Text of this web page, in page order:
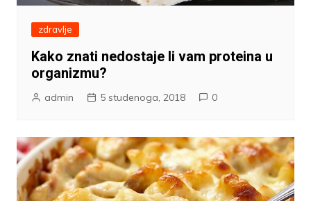
zdravlje
Kako znati nedostaje li vam proteina u
organizmu?
admin 5 studenoga, 2018 0